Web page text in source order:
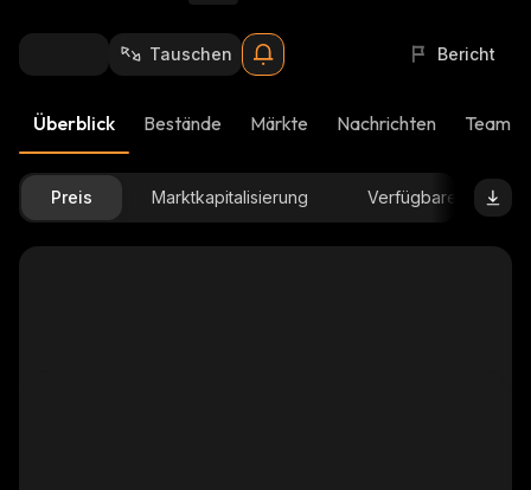
Tauschen Bericht
Überblick Bestände Märkte Nachrichten Team-
Preis Marktkapitalisierung Verfügbare Menge